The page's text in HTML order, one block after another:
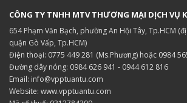
CÔNG TY TNHH MTV THƯƠNG MẠI DỊCH VỤ
654 Phạm Văn Bạch, phường An Hội Tây, Tp.HCM
quận Gò Vấp, Tp.HCM)
Điện thoại: 0775 449 281 (Ms.Phương) hoặc 0984
Đường dây nóng: 0984 626 941 - 0944 612 816
Email: info@vpptuantu.com
Website: www.vpptuantu.com